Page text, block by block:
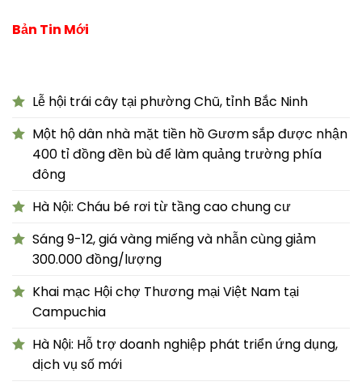
Bản Tin Mới
Lễ hội trái cây tại phường Chũ, tỉnh Bắc Ninh
Một hộ dân nhà mặt tiền hồ Gươm sắp được nhận
400 tỉ đồng đền bù để làm quảng trường phía
đông
Hà Nội: Cháu bé rơi từ tầng cao chung cư
Sáng 9-12, giá vàng miếng và nhẫn cùng giảm
300.000 đồng/lượng
Khai mạc Hội chợ Thương mại Việt Nam tại
Campuchia
Hà Nội: Hỗ trợ doanh nghiệp phát triển ứng dụng,
dịch vụ số mới